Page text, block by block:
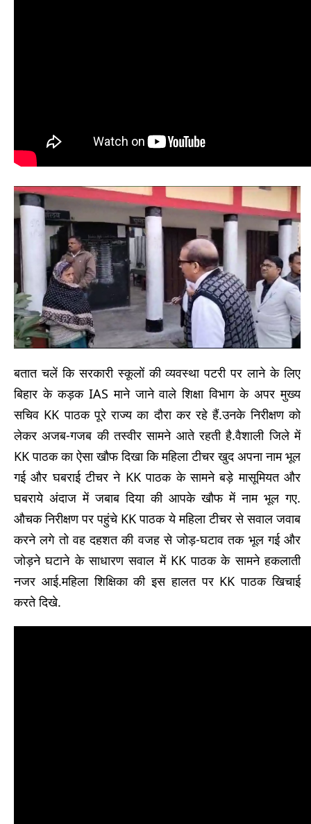
बतात चलें कि सरकारी स्कूलों की व्यवस्था पटरी पर लाने के लिए
बिहार के कड़क IAS माने जाने वाले शिक्षा विभाग के अपर मुख्य
सचिव KK पाठक पूरे राज्य का दौरा कर रहे हैं.उनके निरीक्षण को
लेकर अजब-गजब की तस्वीर सामने आते रहती है.वैशाली जिले में
KK पाठक का ऐसा खौफ दिखा कि महिला टीचर खुद अपना नाम भूल
गई और घबराई टीचर ने KK पाठक के सामने बड़े मासूमियत और
घबराये अंदाज में जबाब दिया की आपके खौफ में नाम भूल गए.
औचक निरीक्षण पर पहुंचे KK पाठक ये महिला टीचर से सवाल जवाब
करने लगे तो वह दहशत की वजह से जोड़-घटाव तक भूल गई और
जोड़ने घटाने के साधारण सवाल में KK पाठक के सामने हकलाती
नजर आई.महिला शिक्षिका की इस हालत पर KK पाठक खिचाई
करते दिखे.